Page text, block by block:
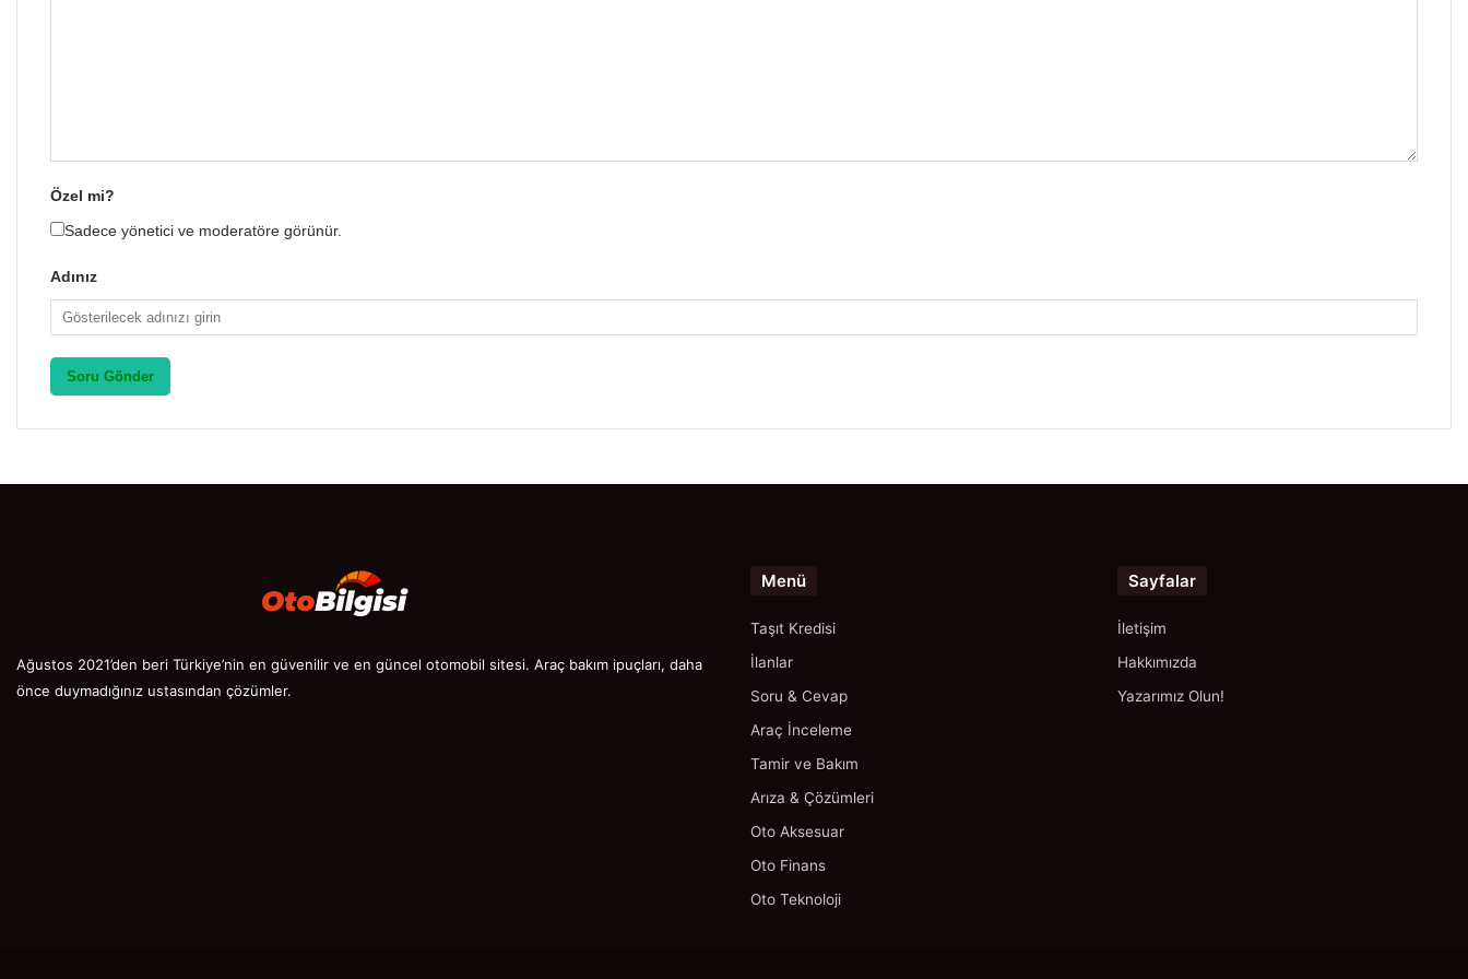
Özel mi?
Sadece yönetici ve moderatöre görünür.
Adınız
Soru Gönder
Ağustos 2021’den beri Türkiye’nin en güvenilir ve en güncel otomobil sitesi. Araç bakım ipuçları, daha
önce duymadığınız ustasından çözümler.
Menü
Taşıt Kredisi
İlanlar
Soru & Cevap
Araç İnceleme
Tamir ve Bakım
Arıza & Çözümleri
Oto Aksesuar
Oto Finans
Oto Teknoloji
Sayfalar
İletişim
Hakkımızda
Yazarımız Olun!